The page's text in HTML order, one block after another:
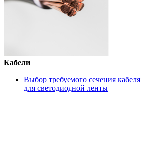
Кабели
Выбор требуемого сечения
для светодиодной ленты